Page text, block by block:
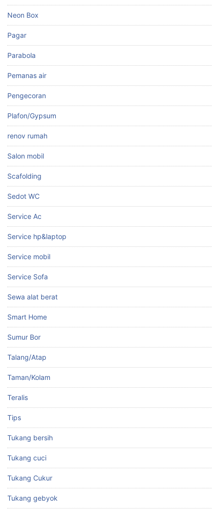
Neon Box
Pagar
Parabola
Pemanas air
Pengecoran
Plafon/Gypsum
renov rumah
Salon mobil
Scafolding
Sedot WC
Service Ac
Service hp&laptop
Service mobil
Service Sofa
Sewa alat berat
Smart Home
Sumur Bor
Talang/Atap
Taman/Kolam
Teralis
Tips
Tukang bersih
Tukang cuci
Tukang Cukur
Tukang gebyok